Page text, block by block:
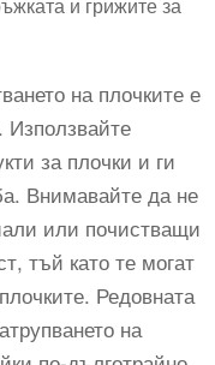
на плочките е
Използвайте
за плочки и ги
Внимавайте да не
или почистващи
тъй като те могат
Редовната
на